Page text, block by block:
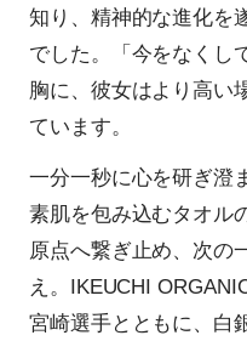
知り、精神的な進化を
でした。「今をなくし
胸に、彼女はより高い
ています。
一分一秒に心を研ぎ澄
素肌を包み込むタオル
原点へ繋ぎ止め、次の
え。IKEUCHI
宮崎選手とともに、白